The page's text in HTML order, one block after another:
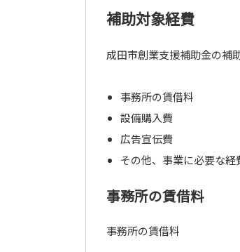
補助対象経費
成田市創業支援補助金の補
事務所の賃借料
設備購入費
広告宣伝費
その他、事業に必要な経
事務所の賃借料
事務所の賃借料